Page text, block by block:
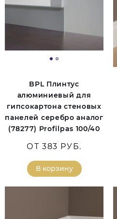
BPL Плинтус
алюминиевый для
гипсокартона стеновых
панелей серебро аналог
(78277) Profilpas 100/40
ОТ 383 РУБ.
В корзину